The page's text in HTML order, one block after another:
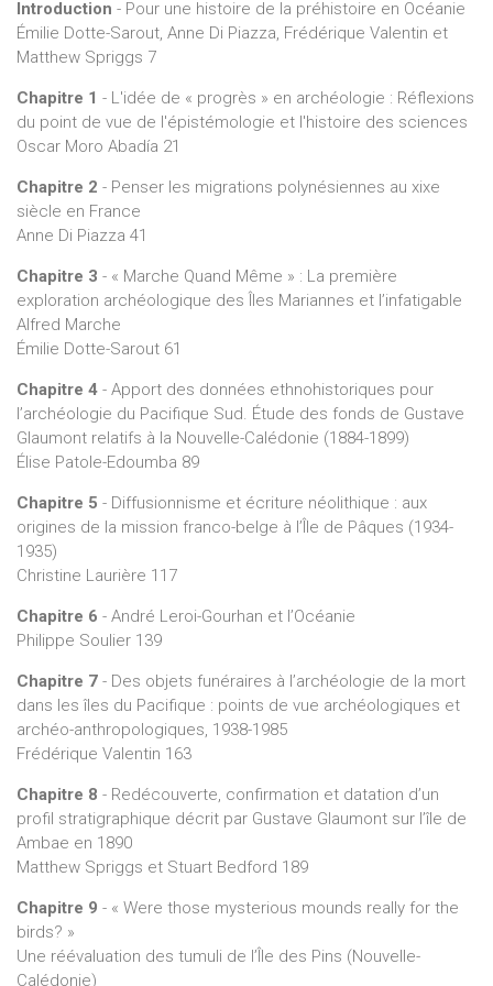
l’intérêt d’appliquer un regard critique et historiquement
informé sur notre propre passé disciplinaire. Elles permettent
à chacun de questionner l’héritage intellectuel, sociopolitique
et même idéologique et personnel porté plus ou moins
consciemment par nos travaux, qui à leur tour participent à la
circulation et à la transmission des savoirs et des pratiques.
et l’intégration des récits archéologiques dans les discours
nationalistes, colonialistes ou post-colonialistes et
identitaires. Elles évoquent enfin la responsabilité que la
diffusion et la clarification de certaines idées et
connaissances.
Introduction - Pour une histoire de la préhistoire en Océanie
Émilie Dotte-Sarout, Anne Di Piazza, Frédérique Valentin et
Matthew Spriggs 7
Chapitre 1 - L'idée de « progrès » en archéologie : Réflexions
du point de vue de l'épistémologie et l'histoire des sciences
Oscar Moro Abadía 21
Chapitre 2 - Penser les migrations polynésiennes au xixe
siècle en France
Anne Di Piazza 41
Chapitre 3 - « Marche Quand Même » : La première
exploration archéologique des Îles Mariannes et l’infatigable
Alfred Marche
Émilie Dotte-Sarout 61
Chapitre 4 - Apport des données ethnohistoriques pour
l’archéologie du Pacifique Sud. Étude des fonds de Gustave
Glaumont relatifs à la Nouvelle-Calédonie (1884-1899)
Élise Patole-Edoumba 89
Chapitre 5 - Diffusionnisme et écriture néolithique : aux
origines de la mission franco-belge à l’Île de Pâques (1934-
1935)
Christine Laurière 117
Chapitre 6 - André Leroi-Gourhan et l’Océanie
Philippe Soulier 139
Chapitre 7 - Des objets funéraires à l’archéologie de la mort
dans les îles du Pacifique : points de vue archéologiques et
archéo-anthropologiques, 1938-1985
Frédérique Valentin 163
Chapitre 8 - Redécouverte, confirmation et datation d’un
profil stratigraphique décrit par Gustave Glaumont sur l’île de
Ambae en 1890
Matthew Spriggs et Stuart Bedford 189
Chapitre 9 - « Were those mysterious mounds really for the
birds? »
Une réévaluation des tumuli de l’Île des Pins (Nouvelle-
Calédonie)